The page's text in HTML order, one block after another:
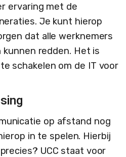
ervaring met de
Je kunt hierop
dat alle werknemers
redden. Het is
schakelen om de IT voor
op afstand nog
in te spelen. Hierbij
UCC staat voor